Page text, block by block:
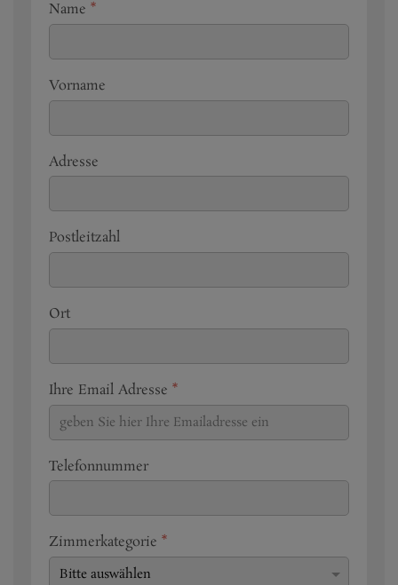
Name *
Vorname
Adresse
Postleitzahl
Ort
Ihre Email Adresse *
Telefonnummer
Zimmerkategorie *